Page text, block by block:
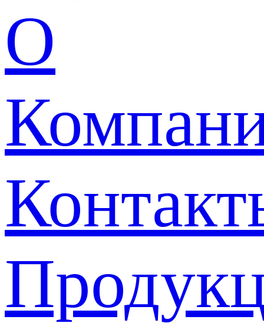
О